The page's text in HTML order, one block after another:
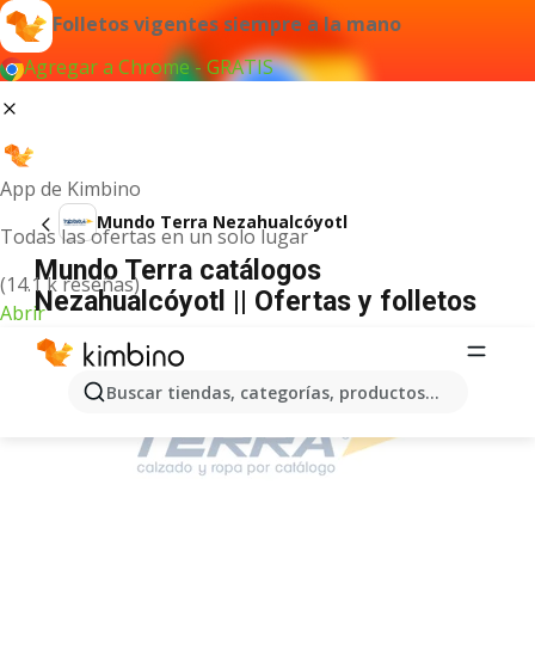
Folletos vigentes siempre a la mano
Agregar a Chrome - GRATIS
App de Kimbino
Todas las ofertas en un solo lugar
(14.1 k reseñas)
Abrir
Buscar tiendas, categorías, productos...
Mundo Terra Nezahualcóyotl
Mundo Terra catálogos
Nezahualcóyotl || Ofertas y folletos